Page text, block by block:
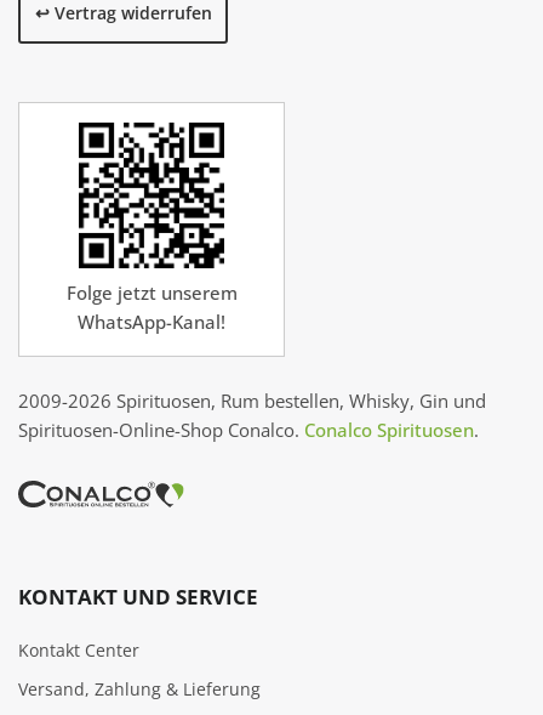
↩️ Vertrag widerrufen
Folge jetzt unserem
WhatsApp-Kanal!
2009-2026 Spirituosen, Rum bestellen, Whisky, Gin und
Spirituosen-Online-Shop Conalco. Conalco Spirituosen.
KONTAKT UND SERVICE
Kontakt Center
Versand, Zahlung & Lieferung